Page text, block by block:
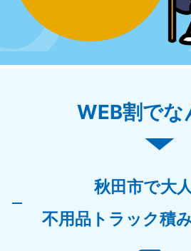
WEB割でな
秋田市で大
不用品トラック積